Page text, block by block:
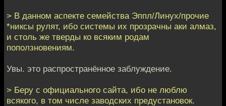
> В данном аспекте семейства Эппл/Линух/прочие
*никсы рулят, ибо системы их прозрачны аки алмаз,
и столь же тверды ко всяким родам
поползновениям.
Увы. это распространённое заблуждение.
> Беру с официального сайта, ибо не люблю
всякого, в том числе заводских предустановок.